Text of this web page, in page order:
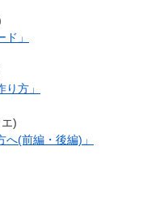
」
方」
)
へ(前編・後編)」